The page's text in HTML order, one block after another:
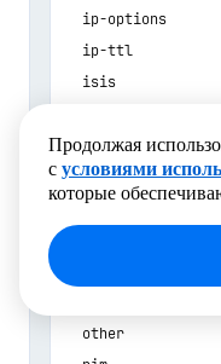
ip-options
ip-ttl
isis
lacp
ldp
lldp
mac-learning
mpls-oam
netflow
other
В
Очистить список
Продолжая
с условиями
которые